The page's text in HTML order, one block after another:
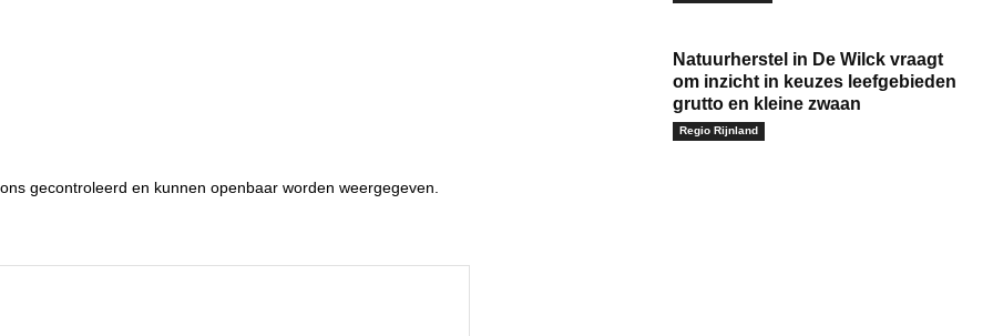
gecontroleerd en kunnen openbaar worden weergegeven.
Natuurherstel in De Wilck vraagt
om inzicht in keuzes leefgebieden
grutto en kleine zwaan
Regio Rijnland